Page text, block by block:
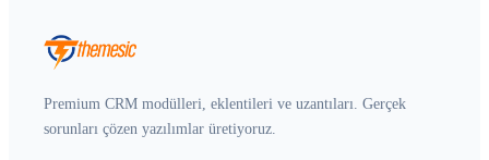
Premium CRM modülleri, eklentileri ve uzantıları. Gerçek
sorunları çözen yazılımlar üretiyoruz.